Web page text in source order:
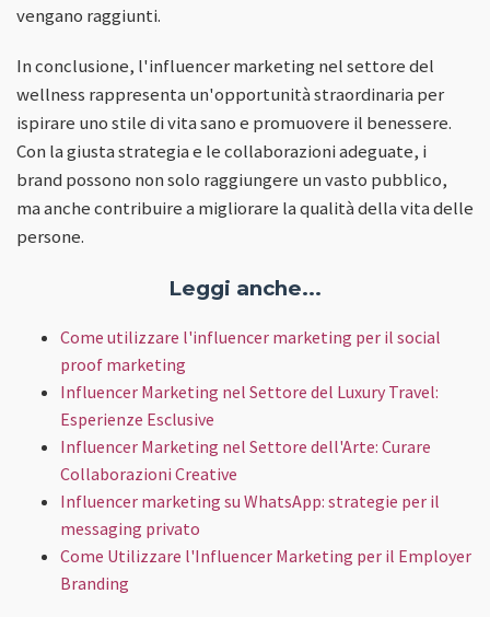
vengano raggiunti.
In conclusione, l'influencer marketing nel settore del
wellness rappresenta un'opportunità straordinaria per
ispirare uno stile di vita sano e promuovere il benessere.
Con la giusta strategia e le collaborazioni adeguate, i
brand possono non solo raggiungere un vasto pubblico,
ma anche contribuire a migliorare la qualità della vita delle
persone.
Leggi anche...
Come utilizzare l'influencer marketing per il social
proof marketing
Influencer Marketing nel Settore del Luxury Travel:
Esperienze Esclusive
Influencer Marketing nel Settore dell'Arte: Curare
Collaborazioni Creative
Influencer marketing su WhatsApp: strategie per il
messaging privato
Come Utilizzare l'Influencer Marketing per il Employer
Branding